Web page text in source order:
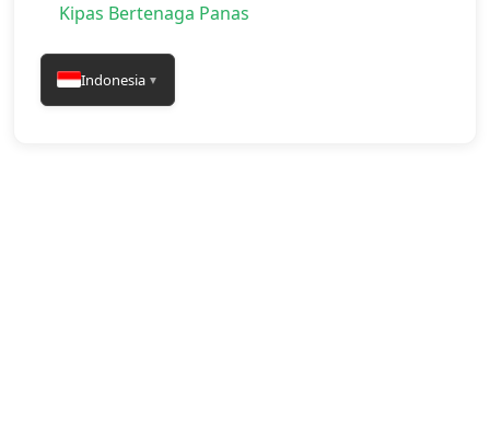
Kipas Bertenaga Panas
Indonesia ▼